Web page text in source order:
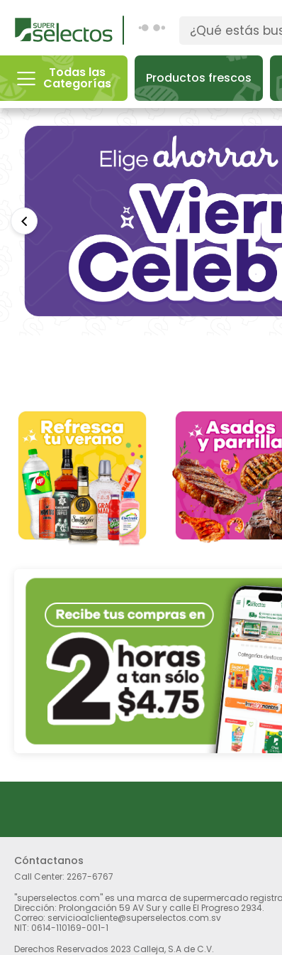
Todas las
Categorías Productos frescos
Anterior
Cóntactanos
Call Center: 2267-6767
"superselectos.com" es una marca de supermercado
Dirección: Prolongación 59 AV Sur y calle El Progreso 2934.
Correo: servicioalcliente@superselectos.com.sv
NIT: 0614-110169-001-1
Derechos Reservados 2023 Calleja, S.A de C.V.